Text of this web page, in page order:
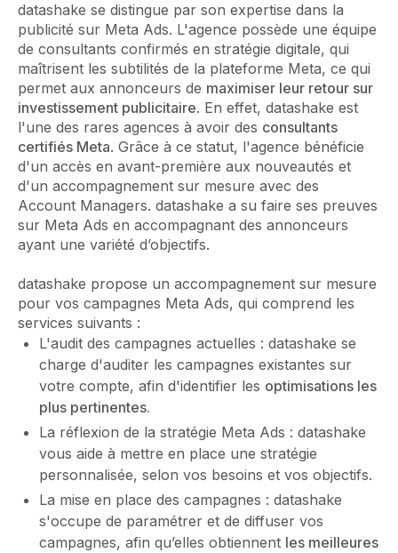
datashake se distingue par son expertise dans la
publicité sur Meta Ads. L'agence possède une équipe
de consultants confirmés en stratégie digitale, qui
maîtrisent les subtilités de la plateforme Meta, ce qui
permet aux annonceurs de maximiser leur retour sur
investissement publicitaire. En effet, datashake est
l'une des rares agences à avoir des consultants
certifiés Meta. Grâce à ce statut, l'agence bénéficie
d'un accès en avant-première aux nouveautés et
d'un accompagnement sur mesure avec des
Account Managers. datashake a su faire ses preuves
sur Meta Ads en accompagnant des annonceurs
ayant une variété d’objectifs.
datashake propose un accompagnement sur mesure
pour vos campagnes Meta Ads, qui comprend les
services suivants :
L'audit des campagnes actuelles : datashake se
charge d'auditer les campagnes existantes sur
votre compte, afin d'identifier les optimisations les
plus pertinentes.
La réflexion de la stratégie Meta Ads : datashake
vous aide à mettre en place une stratégie
personnalisée, selon vos besoins et vos objectifs.
La mise en place des campagnes : datashake
s'occupe de paramétrer et de diffuser vos
campagnes, afin qu’elles obtiennent les meilleures